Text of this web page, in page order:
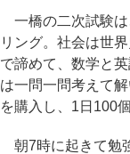
一橋の二次試験は
リング。社会は世
で諦めて、数学と
は一問一問考えて
を購入し、1日100
朝7時に起きて勉